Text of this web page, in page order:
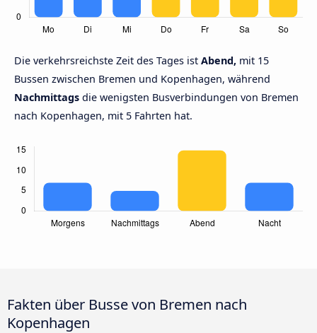
Die verkehrsreichste Zeit des Tages ist Abend, mit 15
Bussen zwischen Bremen und Kopenhagen, während
Nachmittags die wenigsten Busverbindungen von Bremen
nach Kopenhagen, mit 5 Fahrten hat.
Fakten über Busse von Bremen nach
Kopenhagen